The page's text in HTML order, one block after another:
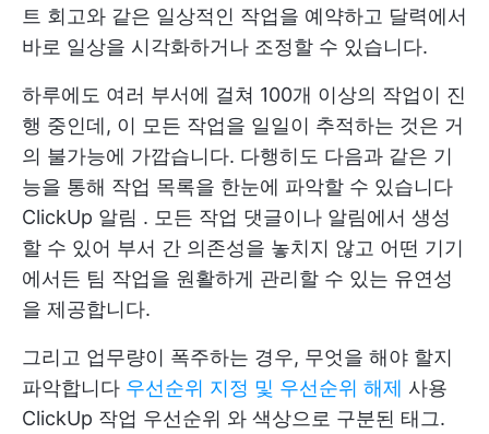
트 회고와 같은 일상적인 작업을 예약하고 달력에서
바로 일상을 시각화하거나 조정할 수 있습니다.
하루에도 여러 부서에 걸쳐 100개 이상의 작업이 진
행 중인데, 이 모든 작업을 일일이 추적하는 것은 거
의 불가능에 가깝습니다. 다행히도 다음과 같은 기
능을 통해 작업 목록을 한눈에 파악할 수 있습니다
ClickUp 알림 . 모든 작업 댓글이나 알림에서 생성
할 수 있어 부서 간 의존성을 놓치지 않고 어떤 기기
에서든 팀 작업을 원활하게 관리할 수 있는 유연성
을 제공합니다.
그리고 업무량이 폭주하는 경우, 무엇을 해야 할지
파악합니다 우선순위 지정 및 우선순위 해제 사용
ClickUp 작업 우선순위 와 색상으로 구분된 태그.